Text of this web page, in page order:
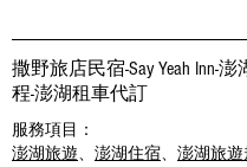
撒野旅店民宿-Say Yeah Inn-
程-​澎湖租車代訂
服務項目：
澎湖旅遊、 澎湖住宿、 澎湖旅